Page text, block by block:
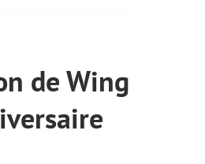
de Wing